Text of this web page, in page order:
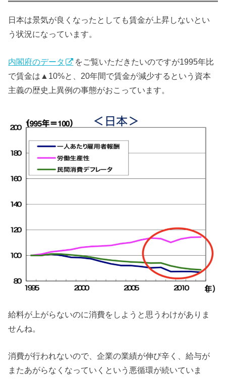
日本は景気が良くなったとしても賃金が上昇しないとい
う状況になっています。
内閣府のデータ
をご覧いただきたいのですが1995年比
で賃金は▲10%と、20年間で賃金が減少するという資本
主義の歴史上異例の事態がおこっています。
給料が上がらないのに消費をしようと思うわけがありま
せんね。
消費が行われないので、企業の業績が伸び辛く、給与が
またあがらなくなっていくという悪循環が続いていま